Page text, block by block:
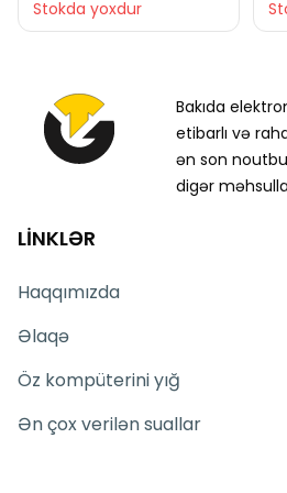
Stokda yoxdur
Bakıda
etibarlı və
ən son
digər
LİNKLƏR
Haqqımızda
Əlaqə
Öz kompüterini yığ
Ən çox verilən suallar